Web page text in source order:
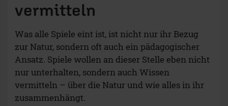
So gibt es in den Spielen Erklärungen zu den
Hintergründen und Zusatzinformationen über
Tiere, Pflanzen und ihre Lebensräume. Auf
besondere Weise verfolgt diesen pädagogischen
Ansatz der VerlagGaiagamesmit seinen
„Ecogon“-Spielen. Dabei denkt der Verlag
ganzheitlich.